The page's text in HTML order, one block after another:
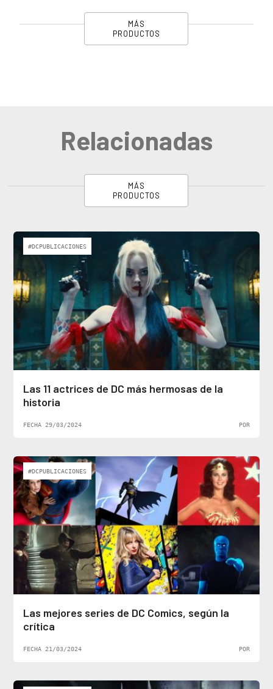
MÁS
PRODUCTOS
Relacionadas
MÁS
PRODUCTOS
#DCPUBLICACIONES
Las 11 actrices de DC más hermosas de la
historia
FECHA 29/03/2024 POR
#DCPUBLICACIONES
Las mejores series de DC Comics, según la
crítica
FECHA 21/03/2024 POR